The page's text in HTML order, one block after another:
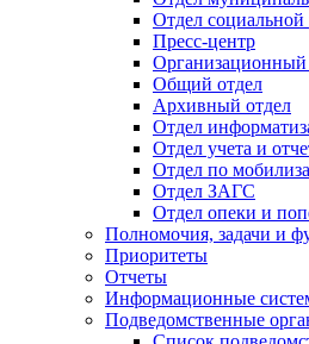
Отдел социальной
Пресс-центр
Организационный
Общий отдел
Архивный отдел
Отдел
Отдел учета и
Отдел по
Отдел ЗАГС
Отдел опеки и
Полномочия, задачи и
Приоритеты
Отчеты
Информационные
Подведомственные